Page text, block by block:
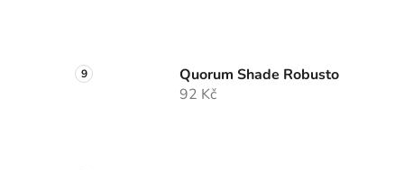
Quorum Shade Robusto
92 Kč